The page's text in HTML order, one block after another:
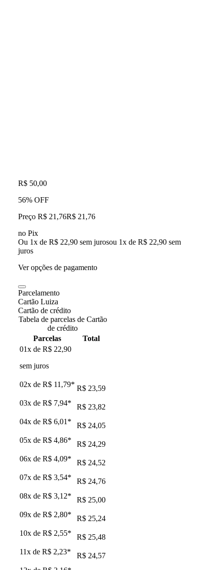
R$ 50,00
56% OFF
Preço R$ 21,76R$ 21 ,76
no Pix
Ou 1x de R$ 22,90 sem jurosou 1x de R$ 22,90 sem
juros
Ver opções de pagamento
Parcelamento
Cartão Luiza
Cartão de crédito
Tabela de parcelas de Cartão
de crédito
Parcelas
Total
01x de R$ 22,90
sem juros
02x de R$ 11,79* R$ 23,59
03x de R$ 7,94*
R$ 23,82
04x de R$ 6,01 *
R$ 24,05
05x de R$ 4,86*
R$ 24,29
06x de R$ 4,09*
R$ 24,52
07x de R$ 3,54*
R$ 24,76
08x de R$ 3,12*
R$ 25,00
09x de R$ 2,80*
R$ 25,24
10x de R$ 2,55*
R$ 25,48
11x de R$ 2,23*
R$ 24,57